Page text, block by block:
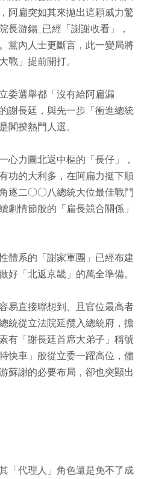
阿扁突如其來拋出這顆威力驚
長游錫_已經「謝謝收看」，
黨內人士更斷言，此一變局將
戰」提前開打。
委選舉都「沒有給阿扁漏
謝長廷，與先一步「衝進總統
閣揆熱門人選。
心力圖北返中樞的「長仔」，
功的大利多，在阿扁力挺下順
逐二○○八總統大位最佳戰鬥
劇情節般的「扁長競合關係」
體系的「謝家軍團」已經布建
好「北返京畿」的萬全準備。
易直接聯想到、且官位最高者
統從立法院延攬入總統府，擔
有「謝長廷首席大弟子」稱號
快車」般從立委一躍高位，儘
蘇謝的必要布局，卻也突顯出
「代理人」角色還是免不了成